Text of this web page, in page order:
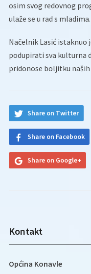
osim svog redovnog
ulaže se u rad s mladima.
Načelnik Lasić istaknuo
podupirati sva kulturna
pridonose boljitku naših
Share on Twitter
Share on Facebook
Share on Google+
Kontakt
Općina Konavle